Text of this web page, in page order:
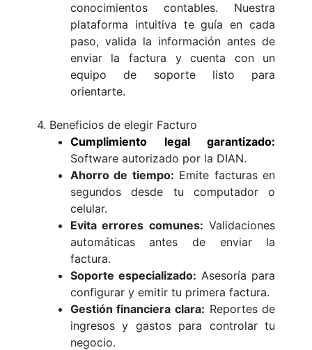
conocimientos contables. Nuestra
plataforma intuitiva te guía en cada
paso, valida la información antes de
enviar la factura y cuenta con un
equipo de soporte listo para
orientarte.
4. Beneficios de elegir Facturo
Cumplimiento legal garantizado:
Software autorizado por la DIAN.
Ahorro de tiempo: Emite facturas en
segundos desde tu computador o
celular.
Evita errores comunes: Validaciones
automáticas antes de enviar la
factura.
Soporte especializado: Asesoría para
configurar y emitir tu primera factura.
Gestión financiera clara: Reportes de
ingresos y gastos para controlar tu
negocio.